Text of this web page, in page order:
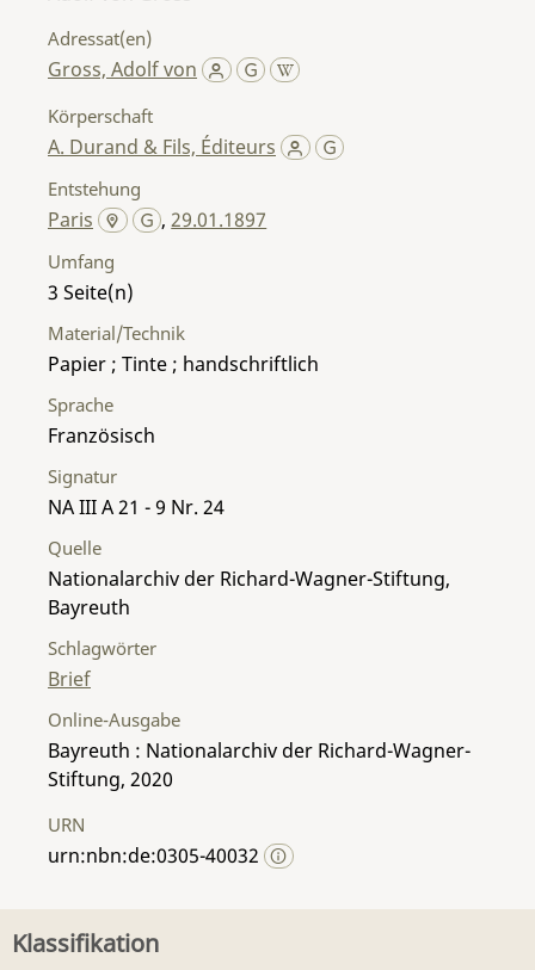
Adressat(en)
Gross, Adolf von
Körperschaft
A. Durand & Fils, Éditeurs
Entstehung
Paris ,29.01.1897
Umfang
3
Material/Technik
Papier ; Tinte ; handschriftlich
Sprache
Französisch
Signatur
NA III A 21 - 9 Nr. 24
Quelle
Nationalarchiv der Richard-Wagner-Stiftung,
Bayreuth
Schlagwörter
Brief
Online-Ausgabe
Bayreuth : Nationalarchiv der Richard-Wagner-
Stiftung, 2020
URN
urn:nbn:de:0305-40032
Klassifikation